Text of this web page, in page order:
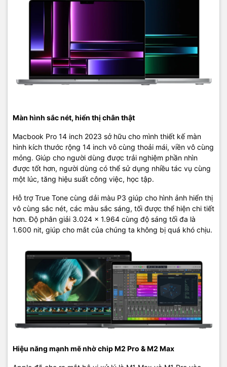
Màn hình sắc nét, hiển thị chân thật
Macbook Pro 14 inch 2023 sở hữu cho mình thiết kế màn
hình kích thước rộng 14 inch vô cùng thoải mái, viền vô cùng
mỏng. Giúp cho người dùng được trải nghiệm phần nhìn
được tốt hơn, người dùng có thể sử dụng nhiều tác vụ cùng
một lúc, tăng hiệu suất công việc, học tập.
Hỗ trợ True Tone cùng dải màu P3 giúp cho hình ảnh hiển thị
vô cùng sắc nét, các màu sắc sáng, tối được thể hiện chi tiết
hơn. Độ phân giải 3.024 x 1.964 cùng độ sáng tối đa là
1.600 nit, giúp cho mắt của chúng ta không bị quá khó chịu.
Hiệu năng mạnh mẽ nhờ chip M2 Pro & M2 Max
Mở rộng không gian hiển thị trên màn hình của bạn bằng cách kết
nối tối đa 3 màn hình Apple Pro Display XDR cùng 1 màn TV 4K
bằng chip M2 Max. Hoặc kết nối tối đa 2 màn Pro Display XDR với
chip M2 Pro.
Camera 1080p sử dụng khẩu độ rộng để thu nhiều ánh sáng hơn,
kết hợp với cảm biến hình ảnh lớn để có hiệu suất tốt hơn trong
điều kiện ánh sáng yếu để bạn luôn xuất hiện sắc nét trong mọi
cuộc gọi video.
Dàn ba micrô chất lượng phòng thu. Với tỷ lệ tín hiệu trên tạp âm
sánh ngang với micrô cấp chuyên nghiệp, MacBook Pro có thể thu
thiểu tiếng ồn xung quanh để giọng nói của bạn phát ra to và rõ
Hệ thống âm thanh gồm 6 loa, gồm 4 loa trầm mang đến âm trầm
sâu hơn, loa tweeter hiệu suất cao cho giọng hát rõ ràng hơn, đầy
đủ hơn. Và Spatial Audio tạo ra âm trường ba chiều phức tạp khi
bạn phát nhạc hoặc video bằng Dolby Atmos.
Macshop24h.vn